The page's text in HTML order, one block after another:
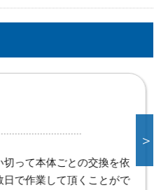
って本体ごとの交換を依
で作業して頂くことがで
＞